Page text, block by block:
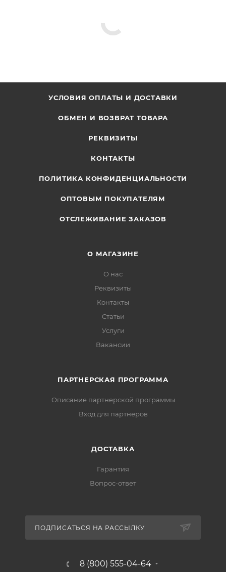
УСЛОВИЯ ОПЛАТЫ И ДОСТАВКИ
ОБМЕН И ВОЗВРАТ ТОВАРА
РЕКВИЗИТЫ
КОНТАКТЫ
ПОЛИТИКА КОНФИДЕНЦИАЛЬНОСТИ
ОПТОВЫМ ПОКУПАТЕЛЯМ
ОТСЛЕЖИВАНИЕ ЗАКАЗОВ
О МАГАЗИНЕ
О нас
Реквизиты
Контакты
Статьи
Услуги
Вакансии
ПАРТНЕРСКАЯ ПРОГРАММА
Описание партнерской программы
Вход для партнеров
ДОСТАВКА
Гарантия
Вопрос-ответ
ПОДПИСАТЬСЯ НА РАССЫЛКУ
8 (800) 555-04-64